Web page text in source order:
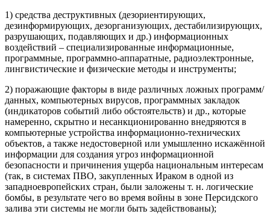
1) средства деструктивных (дезориентирующих,
дезинформирующих, дезорганизующих, дестабилизирующих,
разрушающих, подавляющих и др.) информационных
воздействий – специализированные информационные,
программные, программно-аппаратные, радиоэлектронные,
лингвистические и физические методы и инструменты;
2) поражающие факторы в виде различных ложных программ/
данных, компьютерных вирусов, программных закладок
(индикаторов событий либо обстоятельств) и др., которые
намеренно, скрытно и несанкционированно внедряются в
компьютерные устройства информационно-технических
объектов, а также недостоверной или умышленно искажённой
информации для создания угроз информационной
безопасности и причинения ущерба национальным интересам
(так, в системах ПВО, закупленных Ираком в одной из
западноевропейских стран, были заложены т. н. логические
бомбы, в результате чего во время войны в зоне Персидского
залива эти системы не могли быть задействованы);